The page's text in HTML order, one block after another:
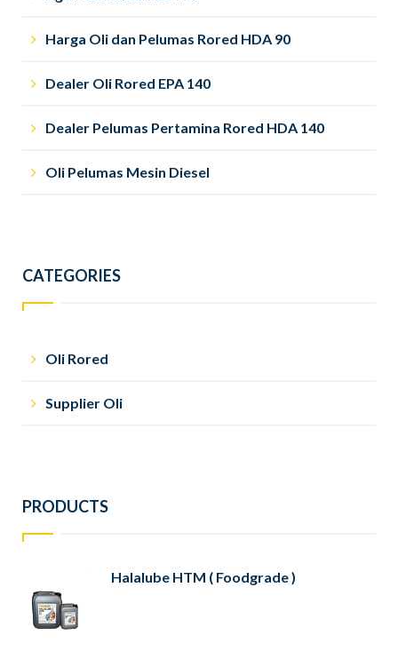
Harga Oli dan Pelumas Rored HDA 90
Dealer Oli Rored EPA 140
Dealer Pelumas Pertamina Rored HDA 140
Oli Pelumas Mesin Diesel
CATEGORIES
Oli Rored
Supplier Oli
PRODUCTS
Halalube HTM ( Foodgrade )